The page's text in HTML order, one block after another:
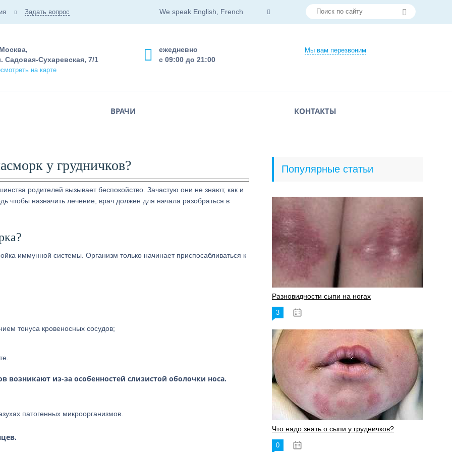
Задать вопрос We speak English, French
Мы вам перезвоним
ежедневно
с 09:00 до 21:00
Садовая-Сухаревская, 7/1
на карте
ВРАЧИ КОНТАКТЫ
у грудничков?
родителей вызывает беспокойство. Зачастую они не знают, как и
чтобы назначить лечение, врач должен для начала разобраться в
иммунной системы. Организм только начинает приспосабливаться к
тонуса кровеносных сосудов;
из-за особенностей слизистой оболочки носа.
патогенных микроорганизмов.
Популярные статьи
Разновидности сыпи на ногах
3
Что надо знать о сыпи у грудничков?
0